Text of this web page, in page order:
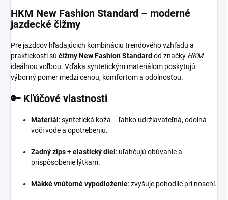
HKM New Fashion Standard – moderné
jazdecké čižmy
Pre jazdcov hľadajúcich kombináciu trendového vzhľadu a
praktickosti sú čižmy New Fashion Standard od značky HKM
ideálnou voľbou. Vďaka syntetickým materiálom poskytujú
výborný pomer medzi cenou, komfortom a odolnosťou.
🔑 Kľúčové vlastnosti
Materiál : syntetická koža – ľahko udržiavateľná, odolná
voči vode a opotrebeniu.
Zadný zips + elastický diel : uľahčujú obúvanie a
prispôsobenie lýtkam.
Mäkké vnútorné vypodloženie: zvyšuje pohodlie pri nosení.